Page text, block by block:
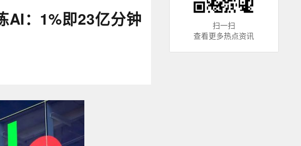
AI：1%即23亿分钟
扫一扫
查看更多热点资讯